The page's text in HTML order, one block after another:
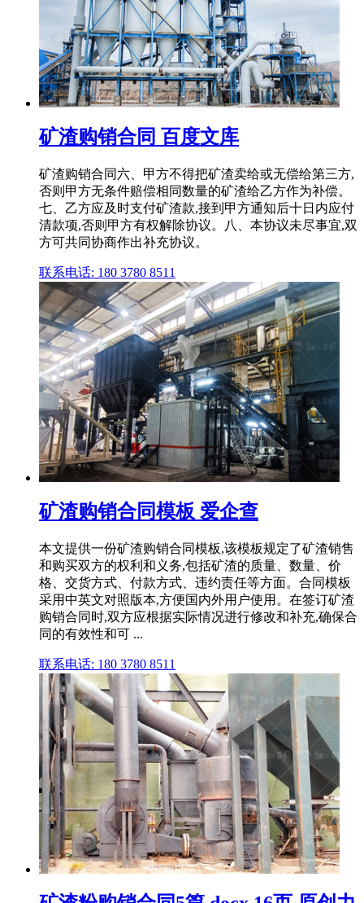
矿渣购销合同 百度文库
矿渣购销合同六、甲方不得把矿渣卖给或无偿给第三方,
否则甲方无条件赔偿相同数量的矿渣给乙方作为补偿。
七、乙方应及时支付矿渣款,接到甲方通知后十日内应付
清款项,否则甲方有权解除协议。八、本协议未尽事宜,双
方可共同协商作出补充协议。
联系电话: 180 3780 8511
矿渣购销合同模板 爱企查
本文提供一份矿渣购销合同模板,该模板规定了矿渣销售
和购买双方的权利和义务,包括矿渣的质量、数量、价
格、交货方式、付款方式、违约责任等方面。合同模板
采用中英文对照版本,方便国内外用户使用。在签订矿渣
购销合同时,双方应根据实际情况进行修改和补充,确保合
同的有效性和可 ...
联系电话: 180 3780 8511